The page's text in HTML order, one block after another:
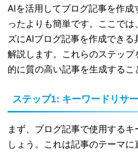
AIを活用してブログ記事を作成
ったよりも簡単です。ここで
ズにAIブログ記事を作成できる
解説します。これらのステップ
的に質の高い記事を生成するこ
ステップ1: キーワードリサ
まず、ブログ記事で使用するキ
しょう。これは記事のテーマに